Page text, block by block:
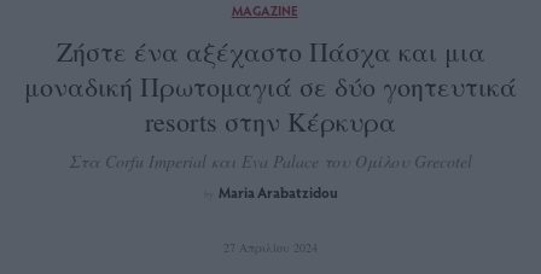
MAGAZINE
Ζήστε ένα αξέχαστο Πάσχα και μια
μοναδική Πρωτομαγιά σε δύο γοητευτικά
resorts στην Κέρκυρα
Στα Corfu Imperial και Eva Palace του Ομίλου Grecotel
Maria Arabatzidou
27 Απριλίου 2024